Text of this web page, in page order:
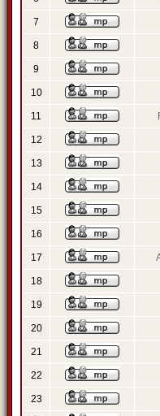
7
8
9
10
11
12
13
14
15
16
17
18
19
20
21
22
23